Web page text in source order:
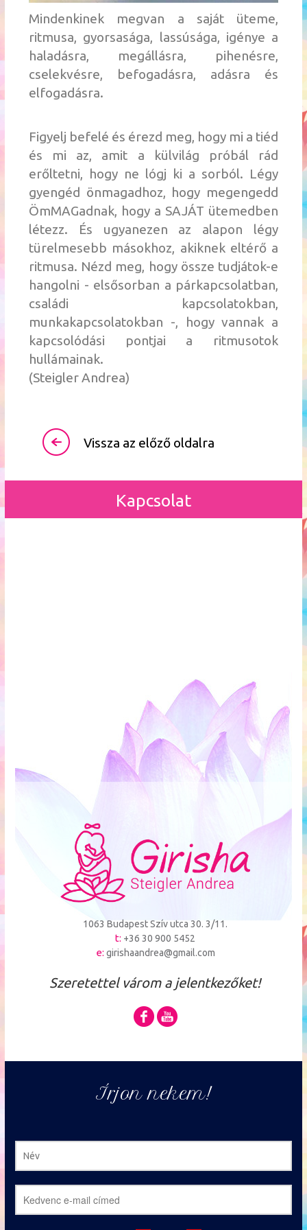
Mindenkinek megvan a saját üteme,
ritmusa, gyorsasága, lassúsága, igénye a
haladásra, megállásra, pihenésre,
cselekvésre, befogadásra, adásra és
elfogadásra.
Figyelj befelé és érezd meg, hogy mi a tiéd
és mi az, amit a külvilág próbál rád
erőltetni, hogy ne lógj ki a sorból. Légy
gyengéd önmagadhoz, hogy megengedd
ÖmMAGadnak, hogy a SAJÁT ütemedben
létezz. És ugyanezen az alapon légy
türelmesebb másokhoz, akiknek eltérő a
ritmusa. Nézd meg, hogy össze tudjátok-e
hangolni - elsősorban a párkapcsolatban,
családi kapcsolatokban,
munkakapcsolatokban -, hogy vannak a
kapcsolódási pontjai a ritmusotok
hullámainak.
(Steigler Andrea)
Vissza az előző oldalra
Kapcsolat
1063 Budapest Szív utca 30. 3/11.
t: +36 30 900 5452
e: girishaandrea@gmail.com
Szeretettel várom a jelentkezőket!
Írjon nekem!